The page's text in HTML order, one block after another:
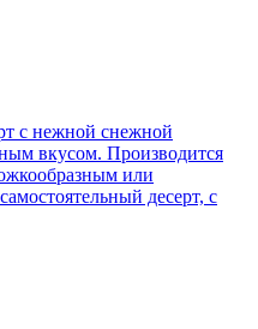
с нежной снежной
вкусом. Производится
или
десерт, с